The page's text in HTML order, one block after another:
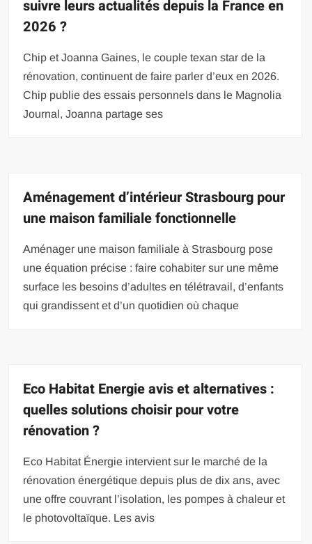
suivre leurs actualités depuis la France en
2026 ?
Chip et Joanna Gaines, le couple texan star de la
rénovation, continuent de faire parler d’eux en 2026.
Chip publie des essais personnels dans le Magnolia
Journal, Joanna partage ses
Aménagement d’intérieur Strasbourg pour
une maison familiale fonctionnelle
Aménager une maison familiale à Strasbourg pose
une équation précise : faire cohabiter sur une même
surface les besoins d’adultes en télétravail, d’enfants
qui grandissent et d’un quotidien où chaque
Eco Habitat Energie avis et alternatives :
quelles solutions choisir pour votre
rénovation ?
Eco Habitat Énergie intervient sur le marché de la
rénovation énergétique depuis plus de dix ans, avec
une offre couvrant l’isolation, les pompes à chaleur et
le photovoltaïque. Les avis